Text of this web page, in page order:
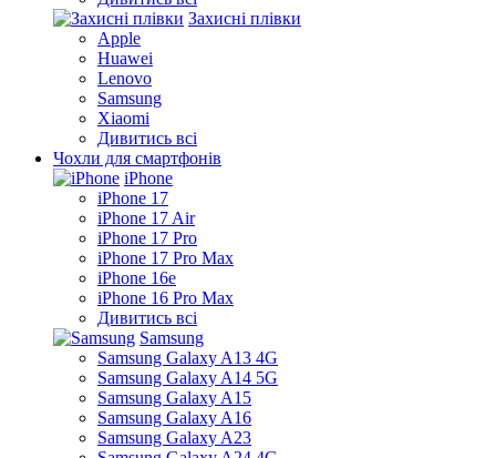
Захисні плівки
Apple
Huawei
Lenovo
Samsung
Xiaomi
Дивитись всі
Чохли для смартфонів
iPhone
iPhone 17
iPhone 17 Air
iPhone 17 Pro
iPhone 17 Pro Max
iPhone 16e
iPhone 16 Pro Max
Дивитись всі
Samsung
Samsung Galaxy A13 4G
Samsung Galaxy A14 5G
Samsung Galaxy A15
Samsung Galaxy A16
Samsung Galaxy A23